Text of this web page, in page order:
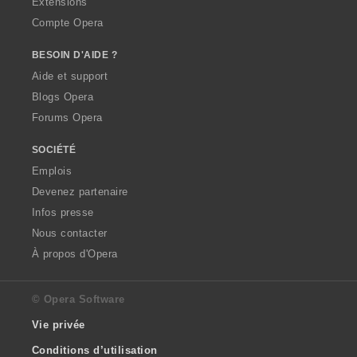
Compte Opera
BESOIN D'AIDE ?
Aide et support
Blogs Opera
Forums Opera
SOCIÉTÉ
Emplois
Devenez partenaire
Infos presse
Nous contacter
À propos d'Opera
© Opera Software
Vie privée
Conditions d’utilisation